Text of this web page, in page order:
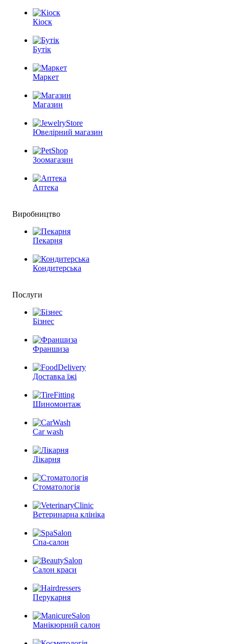
Кіоск
Бутік
Маркет
Магазин
Ювелірний магазин
Зоомагазин
Аптека
Виробництво
Пекарня
Кондитерська
Послуги
Бізнес
Франшиза
Доставка їжі
Шиномонтаж
Car wash
Лікарня
Стоматологія
Ветеринарна клініка
Спа-салон
Салон краси
Перукарня
Манікюрний салон